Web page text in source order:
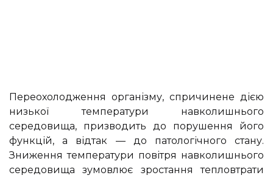
Переохолодження організму, спричинене дією
низької температури навколишнього
середовища, призводить до порушення його
функцій, а відтак — до патологічного стану.
Зниження температури повітря навколишнього
середовища зумовлює зростання тепловтрати